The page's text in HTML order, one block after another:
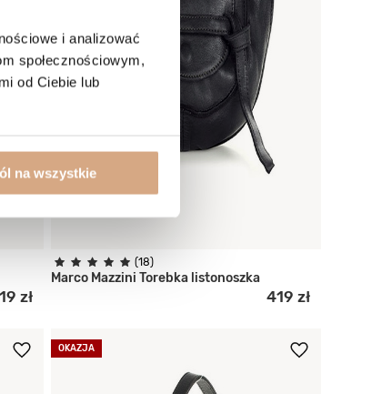
i analizować
społecznościowym,
od Ciebie lub
na wszystkie
zł
(18)
Marco Mazzini Torebka listonoszka
419 zł
OKAZJA